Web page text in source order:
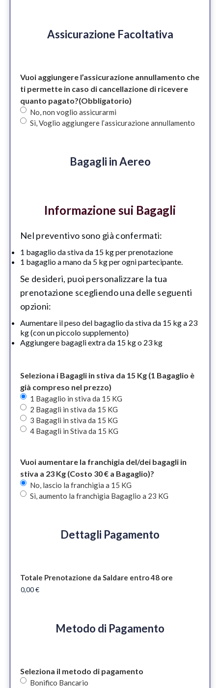
Assicurazione Facoltativa
Vuoi aggiungere l’assicurazione annullamento che
ti permette in caso di cancellazione di ricevere
quanto pagato?(Obbligatorio)
No, non voglio assicurarmi
Sì, Voglio aggiungere l’assicurazione annullamento
Bagagli in Aereo
Informazione sui Bagagli
Nel preventivo sono già confermati:
1 bagaglio da stiva da 15 kg per prenotazione
1 bagaglio a mano da 5 kg per ogni partecipante.
Se desideri, puoi personalizzare la tua
prenotazione scegliendo una delle seguenti
opzioni:
Aumentare il peso del bagaglio da stiva da 15 kg a 23
kg (con un piccolo supplemento)
Aggiungere bagagli extra da 15 kg o 23 kg
Seleziona i Bagagli in stiva da 15 Kg (1 Bagaglio è
già compreso nel prezzo)
1 Bagaglio in stiva da 15 KG
2 Bagagli in stiva da 15 KG
3 Bagagli in stiva da 15 KG
4 Bagagli in Stiva da 15 KG
Vuoi aumentare la franchigia del/dei bagagli in
stiva a 23 Kg (Costo 30 € a Bagaglio)?
No, lascio la franchigia a 15 KG
Sì, aumento la franchigia Bagaglio a 23 KG
Dettagli Pagamento
Totale Prenotazione da Saldare entro 48 ore
Metodo di Pagamento
Seleziona il metodo di pagamento
Bonifico Bancario